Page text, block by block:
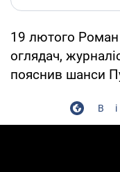
19 лютого Роман
оглядач,
пояснив шанси